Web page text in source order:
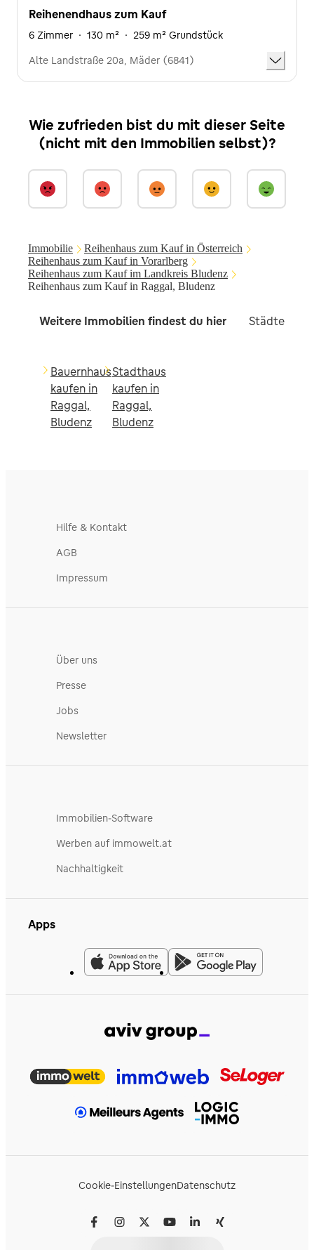
Reihenendhaus zum Kauf
6 Zimmer · 130 m² · 259 m² Grundstück
Alte Landstraße 20a, Mäder (6841)
Wie zufrieden bist du mit dieser Seite
(nicht mit den Immobilien selbst)?
Immobilie
Reihenhaus zum Kauf in Österreich
Reihenhaus zum Kauf in Vorarlberg
Reihenhaus zum Kauf im Landkreis Bludenz
Reihenhaus zum Kauf in Raggal, Bludenz
Weitere Immobilien findest du hier Städte in
Bauernhaus
kaufen in
Raggal,
Bludenz
Stadthaus
kaufen in
Raggal,
Bludenz
Hilfe & Kontakt
AGB
Impressum
Über uns
Presse
Jobs
Newsletter
Immobilien-Software
Werben auf immowelt.at
Nachhaltigkeit
Apps
Cookie-EinstellungenDatenschutz